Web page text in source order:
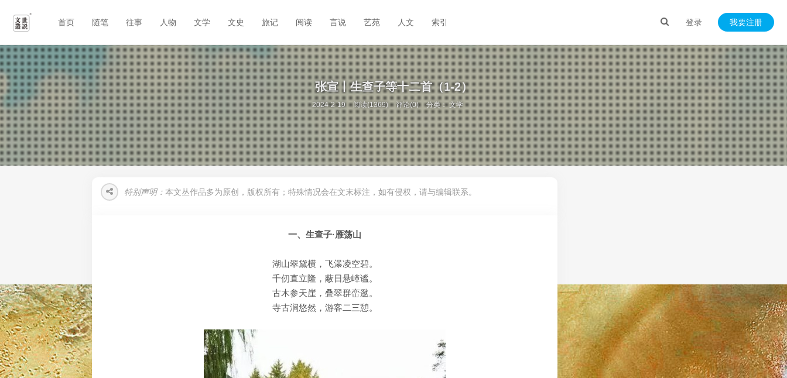
登录 我要注册
首页 随笔 往事 人物 文学 文史 旅记 阅读 言说 艺苑 人文 索引
张宣丨生查子等十二首（1-2）
2024-2-19 阅读(1369) 评论(0) 分类：文学
特别声明： 本文丛作品多为原创，版权所有；特殊情况会在文末标注，如有侵权，请与编辑联系。
一、生查子·雁荡山
湖山翠黛横，飞瀑凌空碧。
千仞直立隆，蔽日悬嶂谧。
古木参天崖，叠翠群峦逖。
寺古涧悠然，游客二三憩。